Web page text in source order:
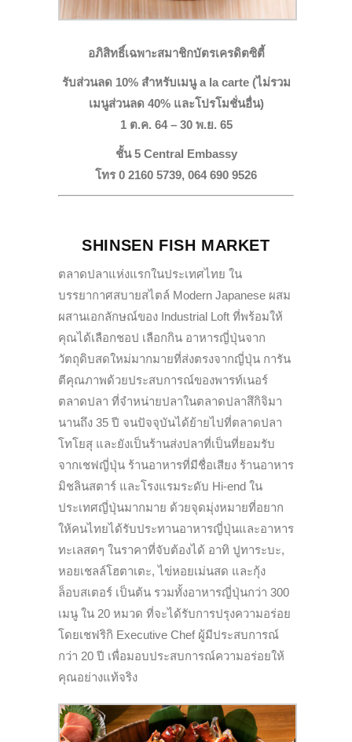
อภิสิทธิ์เฉพาะสมาชิกบัตรเครดิตซิตี้
รับส่วนลด 10% สำหรับเมนู a la carte (ไม่รวม
เมนูส่วนลด 40% และโปรโมชั่นอื่น)
1 ต.ค. 64 – 30 พ.ย. 65
ชั้น 5 Central Embassy
โทร 0 2160 5739, 064 690 9526
SHINSEN FISH MARKET
ตลาดปลาแห่งแรกในประเทศไทย ใน
บรรยากาศสบายสไตล์ Modern Japanese ผสม
ผสานเอกลักษณ์ของ Industrial Loft ที่พร้อมให้
คุณได้เลือกชอป เลือกกิน อาหารญี่ปุ่นจาก
วัตถุดิบสดใหม่มากมายที่ส่งตรงจากญี่ปุ่น การัน
ตีคุณภาพด้วยประสบการณ์ของพารท์เนอร์
ตลาดปลา ที่จำหน่ายปลาในตลาดปลาสึกิจิมา
นานถึง 35 ปี จนปัจจุบันได้ย้ายไปที่ตลาดปลา
โทโยสุ และยังเป็นร้านส่งปลาที่เป็นที่ยอมรับ
จากเชฟญี่ปุ่น ร้านอาหารที่มีชื่อเสียง ร้านอาหาร
มิชลินสตาร์ และโรงแรมระดับ Hi-end ใน
ประเทศญี่ปุ่นมากมาย ด้วยจุดมุ่งหมายที่อยาก
ให้คนไทยได้รับประทานอาหารญี่ปุ่นและอาหาร
ทะเลสดๆ ในราคาที่จับต้องได้ อาทิ ปูทาระบะ,
หอยเชลล์โฮตาเตะ, ไข่หอยเม่นสด และกุ้ง
ล็อบสเตอร์ เป็นต้น รวมทั้งอาหารญี่ปุ่นกว่า 300
เมนู ใน 20 หมวด ที่จะได้รับการปรุงความอร่อย
โดยเชฟริกิ Executive Chef ผู้มีประสบการณ์
กว่า 20 ปี เพื่อมอบประสบการณ์ความอร่อยให้
คุณอย่างแท้จริง